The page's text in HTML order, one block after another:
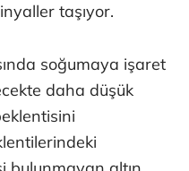
taşıyor.
soğumaya işaret
daha düşük